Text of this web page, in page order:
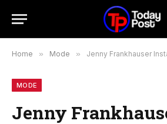
Home » Mode » Jenny Frankhauser Instagram
MODE
Jenny